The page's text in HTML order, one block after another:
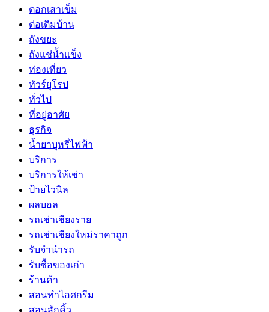
ตอกเสาเข็ม
ต่อเติมบ้าน
ถังขยะ
ถังแช่น้ำแข็ง
ท่องเที่ยว
ทัวร์ยุโรป
ทั่วไป
ที่อยู่อาศัย
ธุรกิจ
น้ำยาบุหรี่ไฟฟ้า
บริการ
บริการให้เช่า
ป้ายไวนิล
ผลบอล
รถเช่าเชียงราย
รถเช่าเชียงใหม่ราคาถูก
รับจำนำรถ
รับซื้อของเก่า
ร้านค้า
สอนทำไอศกรีม
สอนสักคิ้ว